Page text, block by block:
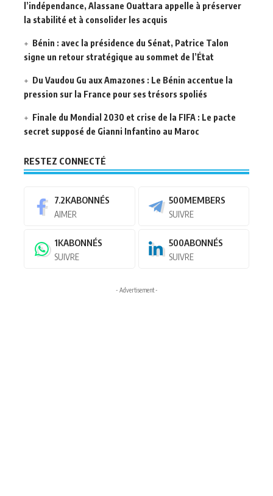
l’indépendance, Alassane Ouattara appelle à préserver
la stabilité et à consolider les acquis
Bénin : avec la présidence du Sénat, Patrice Talon
signe un retour stratégique au sommet de l’État
Du Vaudou Gu aux Amazones : Le Bénin accentue la
pression sur la France pour ses trésors spoliés
Finale du Mondial 2030 et crise de la FIFA : Le pacte
secret supposé de Gianni Infantino au Maroc
RESTEZ CONNECTÉ
7.2KABONNÉS
AIMER
500MEMBERS
SUIVRE
1KABONNÉS
SUIVRE
500ABONNÉS
SUIVRE
- Advertisement -